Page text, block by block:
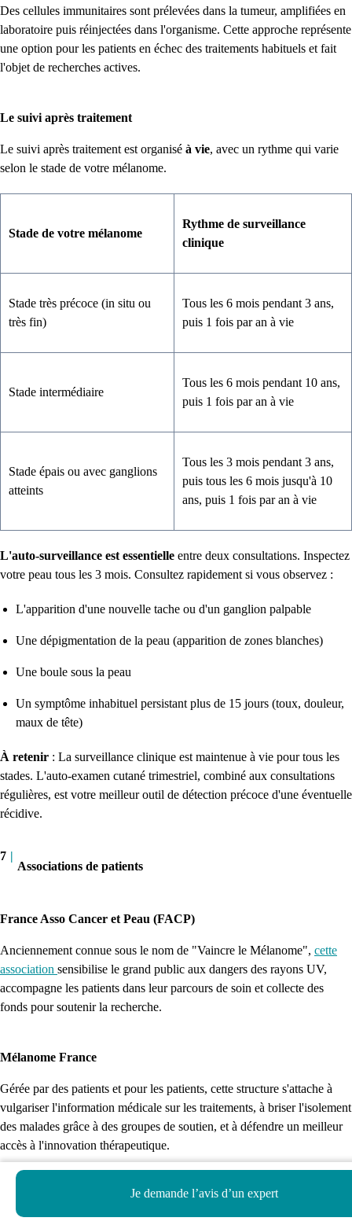
Je demande l’avis d’un expert
Des cellules immunitaires sont prélevées dans la tumeur, amplifiées en
laboratoire puis réinjectées dans l'organisme. Cette approche représente
une option pour les patients en échec des traitements habituels et fait
l'objet de recherches actives.
Le suivi après traitement
Le suivi après traitement est organisé à vie, avec un rythme qui varie
selon le stade de votre mélanome.
Stade de votre mélanome
Rythme de surveillance
clinique
Stade très précoce (in situ ou
très fin)
Tous les 6 mois pendant 3 ans,
puis 1 fois par an à vie
Stade intermédiaire
Tous les 6 mois pendant 10 ans,
puis 1 fois par an à vie
Stade épais ou avec ganglions
atteints
Tous les 3 mois pendant 3 ans,
puis tous les 6 mois jusqu'à 10
ans, puis 1 fois par an à vie
L'auto-surveillance est essentielle entre deux consultations. Inspectez
votre peau tous les 3 mois. Consultez rapidement si vous observez :
L'apparition d'une nouvelle tache ou d'un ganglion palpable
Une dépigmentation de la peau (apparition de zones blanches)
Une boule sous la peau
Un symptôme inhabituel persistant plus de 15 jours (toux, douleur,
maux de tête)
À retenir : La surveillance clinique est maintenue à vie pour tous les
stades. L'auto-examen cutané trimestriel, combiné aux consultations
régulières, est votre meilleur outil de détection précoce d'une éventuelle
récidive.
7 |
Associations de patients
France Asso Cancer et Peau (FACP)
Anciennement connue sous le nom de "Vaincre le Mélanome", cette
association sensibilise le grand public aux dangers des rayons UV,
accompagne les patients dans leur parcours de soin et collecte des
fonds pour soutenir la recherche.
Mélanome France
Gérée par des patients et pour les patients, cette structure s'attache à
vulgariser l'information médicale sur les traitements, à briser l'isolement
des malades grâce à des groupes de soutien, et à défendre un meilleur
accès à l'innovation thérapeutique.
Fédération Française de la Peau (FFP)